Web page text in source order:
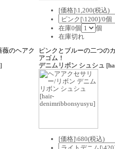
薇のヘアク
[価格]\1,200(税込)
在庫0個
個
在庫切れ
ピンクとブルーの二つの
アゴム！
デニムリボン シュシュ
[価格]\680(税込)